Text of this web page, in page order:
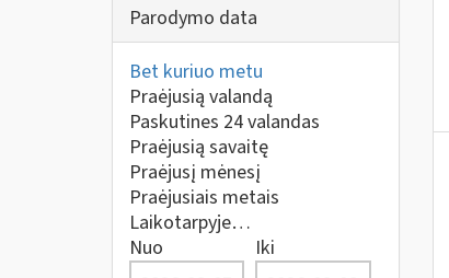
Parodymo data
Bet kuriuo metu
Praėjusią valandą
Paskutines 24 valandas
Praėjusią savaitę
Praėjusį mėnesį
Praėjusiais metais
Laikotarpyje…
Nuo
Iki